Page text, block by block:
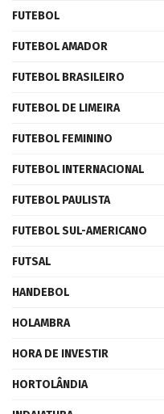
FUTEBOL
FUTEBOL AMADOR
FUTEBOL BRASILEIRO
FUTEBOL DE LIMEIRA
FUTEBOL FEMININO
FUTEBOL INTERNACIONAL
FUTEBOL PAULISTA
FUTEBOL SUL-AMERICANO
FUTSAL
HANDEBOL
HOLAMBRA
HORA DE INVESTIR
HORTOLÂNDIA